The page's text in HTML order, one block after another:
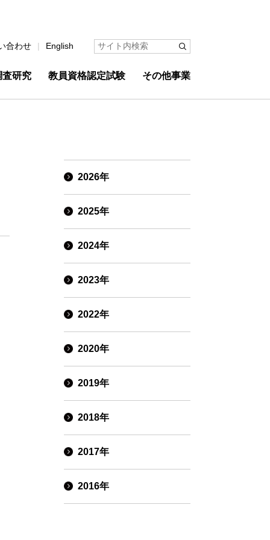
査研究 教員資格認定試験 その他事業
合わせ English
2026年
2025年
2024年
2023年
2022年
2020年
2019年
2018年
2017年
2016年